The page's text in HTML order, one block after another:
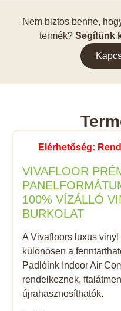
Nem biztos benne,
termék? Segítünk
Elérhetőség:
VIVAFLOOR
100% VÍZÁLLÓ
BURKOLAT
A Vivafloors luxus
különösen a
Padlóink Indoor Air
rendelkeznek,
újrahasznosíthatók.